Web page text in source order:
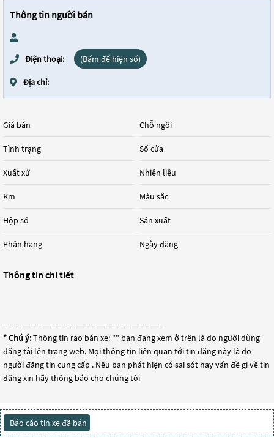
Thông tin người bán
Điện thoại: (Bấm để hiện số)
Địa chỉ:
Giá bán
Tình trạng
Xuất xứ
Km
Hộp số
Phân hạng
Chỗ ngồi
Số cửa
Nhiên liệu
Màu sắc
Sản xuất
Ngày đăng
Thông tin chi tiết
————————————————————————
* Chú ý:Thông tin rao bán xe: "" bạn đang xem ở trên là do người dùng
đăng tải lên trang web. Mọi thông tin liên quan tới tin đăng này là do
người đăng tin cung cấp . Nếu bạn phát hiện có sai sót hay vấn đề gì về tin
đăng xin hãy thông báo cho chúng tôi
Báo cáo tin xe đã bán